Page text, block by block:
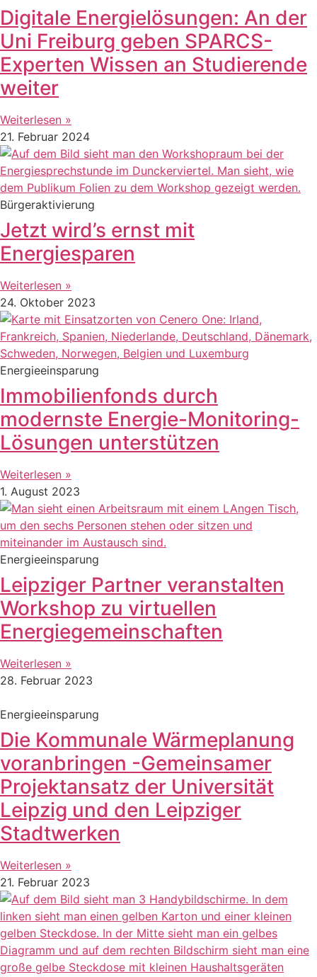
Digitale Energielösungen: An der
Uni Freiburg geben SPARCS-
Experten Wissen an Studierende
weiter
Weiterlesen »
21. Februar 2024
Bürgeraktivierung
Jetzt wird’s ernst mit
Energiesparen
Weiterlesen »
24. Oktober 2023
Energieeinsparung
Immobilienfonds durch
modernste Energie-Monitoring-
Lösungen unterstützen
Weiterlesen »
1. August 2023
Energieeinsparung
Leipziger Partner veranstalten
Workshop zu virtuellen
Energiegemeinschaften
Weiterlesen »
28. Februar 2023
Energieeinsparung
Die Kommunale Wärmeplanung
voranbringen -Gemeinsamer
Projektansatz der Universität
Leipzig und den Leipziger
Stadtwerken
Weiterlesen »
21. Februar 2023